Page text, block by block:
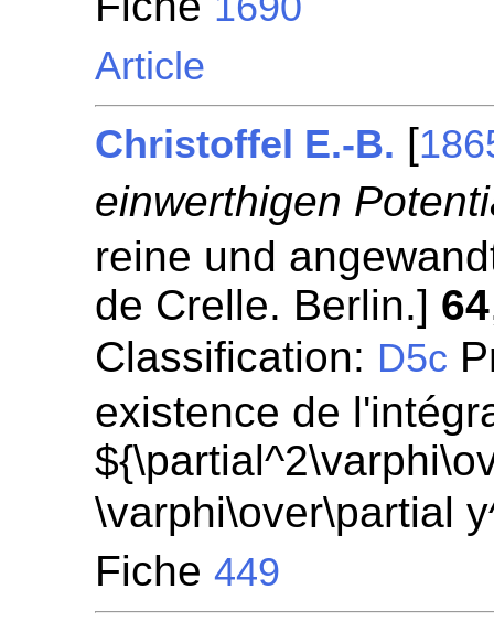
Article
Christoffel E.-B. [
einwerthigen
reine und
de Crelle. Berlin.] 64
Classification: D5c
existence de
\varphi\over\partial
Fiche449